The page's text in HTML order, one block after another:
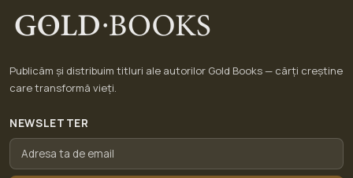
Publicăm și distribuim titluri ale autorilor Gold Books — cărți creștine
care transformă vieți.
NEWSLETTER